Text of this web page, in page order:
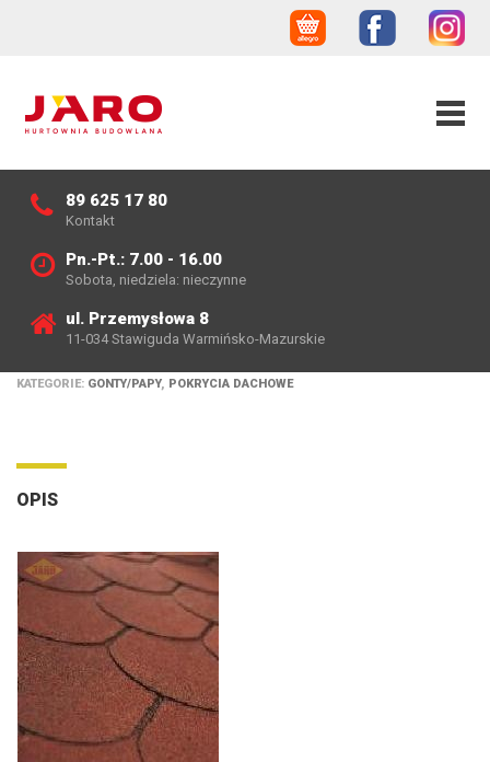
89 625 17 80
Kontakt
Pn.-Pt.: 7.00 - 16.00
Sobota, niedziela: nieczynne
ul. Przemysłowa 8
11-034 Stawiguda Warmińsko-Mazurskie
KATEGORIE: GONTY/PAPY, POKRYCIA DACHOWE
OPIS